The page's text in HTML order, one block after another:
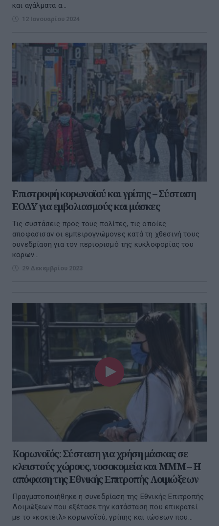
και αγάλματα α...
12 Ιανουαρίου 2024
Επιστροφή κορωνοϊού και γρίπης – Σύσταση
ΕΟΔΥ για εμβολιασμούς και μάσκες
Τις συστάσεις προς τους πολίτες, τις οποίες
αποφάσισαν οι εμπειρογνώμονες κατά τη χθεσινή τους
συνεδρίαση για τον περιορισμό της κυκλοφορίας του
κορων...
29 Δεκεμβρίου 2023
Κορωνοϊός: Σύσταση για χρήση μάσκας σε
κλειστούς χώρους, νοσοκομεία και ΜΜΜ – Η
απόφαση της Εθνικής Επιτροπής Λοιμώξεων
Πραγματοποιήθηκε η συνεδρίαση της Εθνικής Επιτροπής
Λοιμώξεων που εξέτασε την κατάσταση που επικρατεί
με το «κοκτέιλ» κορωνοϊού, γρίπης και ιώσεων που...